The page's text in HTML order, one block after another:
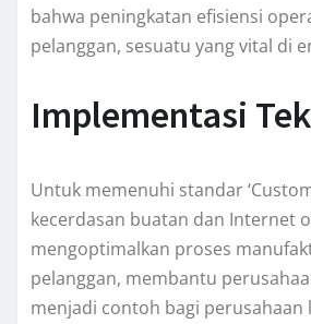
bahwa peningkatan efisiensi
pelanggan, sesuatu yang vital di
Implementasi
Untuk memenuhi standar
kecerdasan buatan dan Internet
mengoptimalkan proses
pelanggan, membantu
menjadi contoh bagi perusahaan